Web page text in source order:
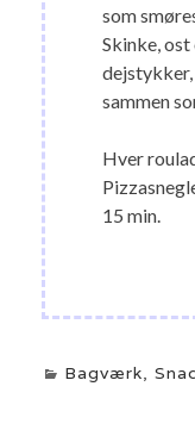
som
Skinke,
sammen
Hver
15 min.
Bagværk,